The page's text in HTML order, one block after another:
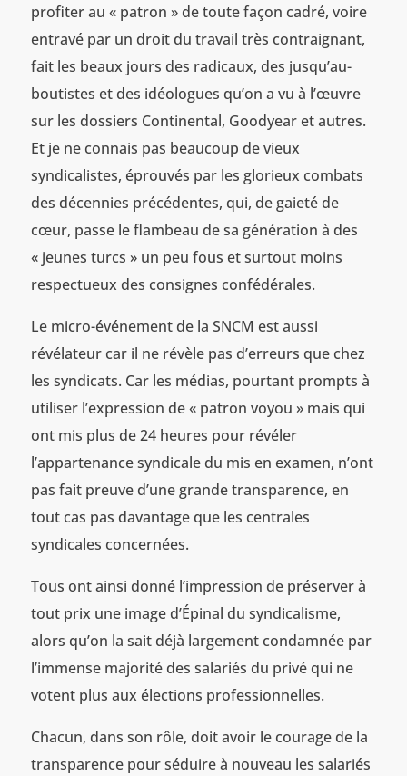
profiter au « patron » de toute façon cadré, voire
entravé par un droit du travail très contraignant,
fait les beaux jours des radicaux, des jusqu’au-
boutistes et des idéologues qu’on a vu à l’œuvre
sur les dossiers Continental, Goodyear et autres.
Et je ne connais pas beaucoup de vieux
syndicalistes, éprouvés par les glorieux combats
des décennies précédentes, qui, de gaieté de
cœur, passe le flambeau de sa génération à des
« jeunes turcs » un peu fous et surtout moins
respectueux des consignes confédérales.
Le micro-événement de la SNCM est aussi
révélateur car il ne révèle pas d’erreurs que chez
les syndicats. Car les médias, pourtant prompts à
utiliser l’expression de « patron voyou » mais qui
ont mis plus de 24 heures pour révéler
l’appartenance syndicale du mis en examen, n’ont
pas fait preuve d’une grande transparence, en
tout cas pas davantage que les centrales
syndicales concernées.
Tous ont ainsi donné l’impression de préserver à
tout prix une image d’Épinal du syndicalisme,
alors qu’on la sait déjà largement condamnée par
l’immense majorité des salariés du privé qui ne
votent plus aux élections professionnelles.
Chacun, dans son rôle, doit avoir le courage de la
transparence pour séduire à nouveau les salariés